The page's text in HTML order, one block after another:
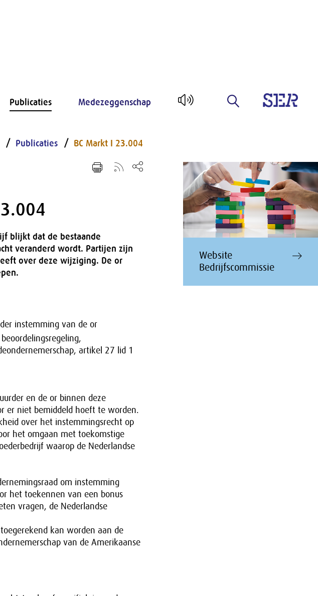
Publicaties Medezeggenschap
Publicaties BC Markt I 23.004
blijkt dat de bestaande
veranderd wordt. Partijen zijn
over deze wijziging. De or
instemming van de or
artikel 27 lid 1
en de or binnen deze
er niet bemiddeld hoeft te worden.
over het instemmingsrecht op
het omgaan met toekomstige
waarop de Nederlandse
om instemming
het toekennen van een bonus
vragen, de Nederlandse
kan worden aan de
van de Amerikaanse
Website
Bedrijfscommissie